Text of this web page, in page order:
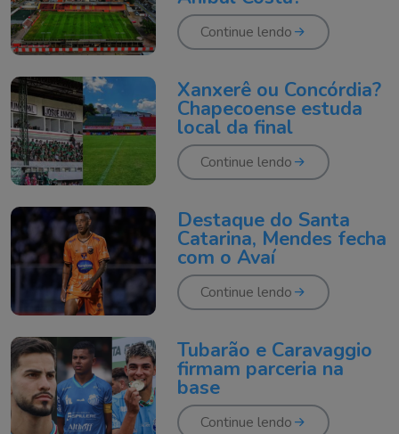
Continue lendo
Xanxerê ou Concórdia?
Chapecoense estuda
local da final
Continue lendo
Destaque do Santa
Catarina, Mendes fecha
com o Avaí
Continue lendo
Tubarão e Caravaggio
firmam parceria na
base
Continue lendo